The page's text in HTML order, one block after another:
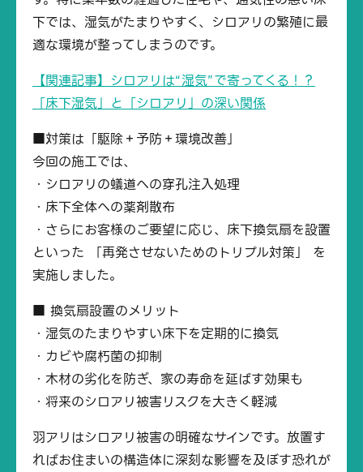
下では、湿気がたまりやすく、シロアリの繁殖に最
適な環境が整ってしまうのです。
【関連記事】シロアリは“湿気”で寄ってくる！？
「床下湿気」と「シロアリ」の深い関係
■対策は「駆除＋予防＋環境改善」
今回の施工では、
・シロアリの蟻道への穿孔注入処理
・床下全体への薬剤散布
・さらにお客様のご要望に応じ、床下換気扇を設置
といった 「再発させないためのトリプル対策」 を
実施しました。
■ 換気扇設置のメリット
・湿気のたまりやすい床下を定期的に換気
・カビや腐朽菌の抑制
・木材の劣化を防ぎ、家の寿命を延ばす効果も
・将来のシロアリ被害リスクを大きく軽減
羽アリはシロアリ被害の明確なサインです。放置す
ればお住まいの構造体に深刻な影響を及ぼす恐れが